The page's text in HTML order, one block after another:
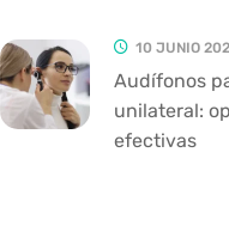
10 JUNIO
Audífonos
unilateral:
efectivas